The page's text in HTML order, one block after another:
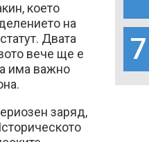
което
на
Двата
вече ще е
има важно
заряд,
7